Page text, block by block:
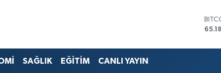
SAĞLIK EĞİTİM CANLI YAYIN